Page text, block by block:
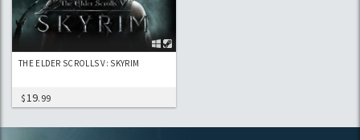
THE ELDER SCROLLS V: SKYRIM
$19.99